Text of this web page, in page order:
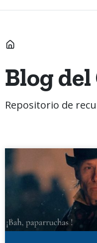
INICIO
Blog
Repositorio de